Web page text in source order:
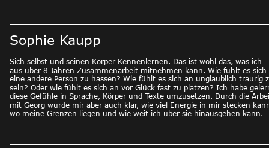
Sich selbst und seinen Körper Kennenlernen. Das ist wohl das, was ich
aus über 8 Jahren Zusammenarbeit mitnehmen kann. Wie fühlt es
eine andere Person zu hassen? Wie fühlt es sich an unglaublich traurig
sein? Oder wie fühlt es sich an vor Glück fast zu platzen? Ich habe
diese Gefühle in Sprache, Körper und Texte umzusetzen. Durch die
mit Georg wurde mir aber auch klar, wie viel Energie in mir stecken
wo meine Grenzen liegen und wie weit ich über sie hinausgehen kann.
Sophie Kaupp